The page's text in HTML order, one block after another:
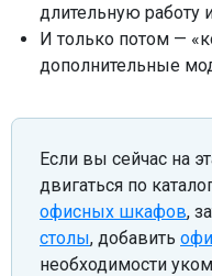
длительную работу
И только потом —
дополнительные
Если вы сейчас на
двигаться по
офисных шкафов,
столы, добавить
необходимости